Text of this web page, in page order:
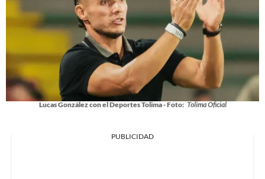
Lucas González con el Deportes Tolima - Foto: Tolima Oficial
PUBLICIDAD